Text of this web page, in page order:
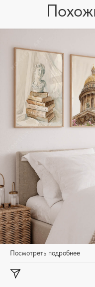
Посмотреть подробнее